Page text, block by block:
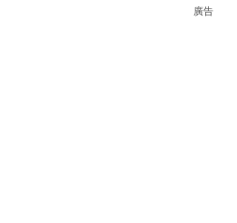
廣告